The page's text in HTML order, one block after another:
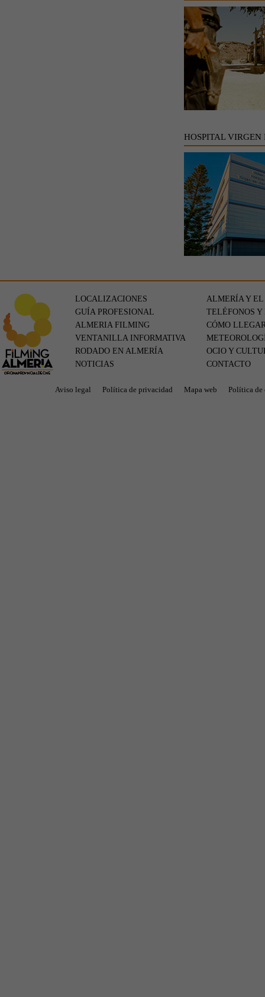
HOSPITAL VIRGEN
LOCALIZACIONES
GUÍA PROFESIONAL
ALMERIA FILMING
VENTANILLA INFORMATIVA
RODADO EN ALMERÍA
NOTICIAS
ALMERÍA Y EL
TELÉFONOS Y
CÓMO
OCIO Y
CONTACTO
Aviso legal Política de privacidad Mapa web Política de